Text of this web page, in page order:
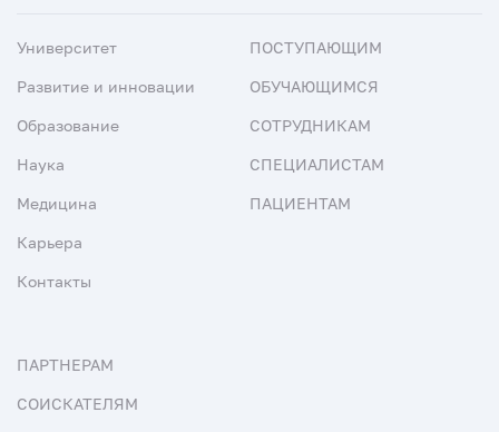
Университет
Развитие и инновации
Образование
Наука
Медицина
Карьера
Контакты
ПОСТУПАЮЩИМ
ОБУЧАЮЩИМСЯ
СОТРУДНИКАМ
СПЕЦИАЛИСТАМ
ПАЦИЕНТАМ
ПАРТНЕРАМ
СОИСКАТЕЛЯМ